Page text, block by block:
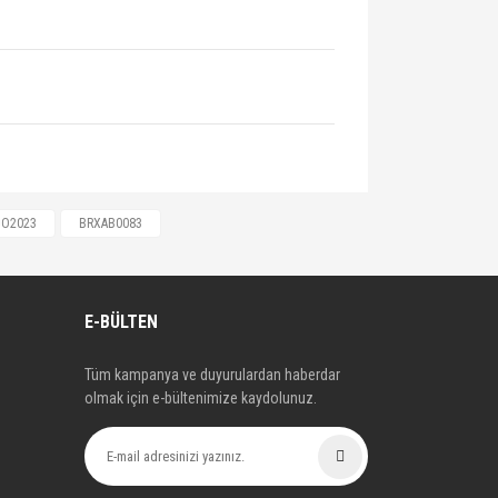
BRXAB0083
E-BÜLTEN
Tüm kampanya ve duyurulardan haberdar
olmak için e-bültenimize kaydolunuz.